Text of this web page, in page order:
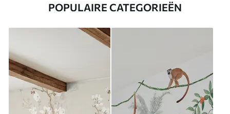
POPULAIRE CATEGORIEËN